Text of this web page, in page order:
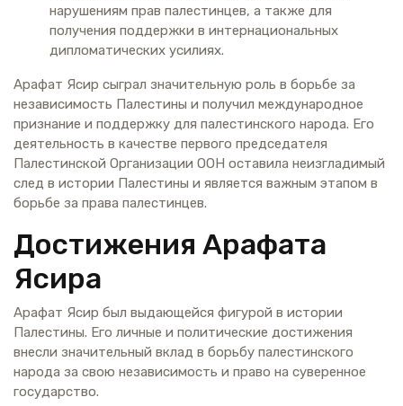
нарушениям прав палестинцев, а также для
получения поддержки в интернациональных
дипломатических усилиях.
Арафат Ясир сыграл значительную роль в борьбе за
независимость Палестины и получил международное
признание и поддержку для палестинского народа. Его
деятельность в качестве первого председателя
Палестинской Организации ООН оставила неизгладимый
след в истории Палестины и является важным этапом в
борьбе за права палестинцев.
Достижения Арафата
Ясира
Арафат Ясир был выдающейся фигурой в истории
Палестины. Его личные и политические достижения
внесли значительный вклад в борьбу палестинского
народа за свою независимость и право на суверенное
государство.